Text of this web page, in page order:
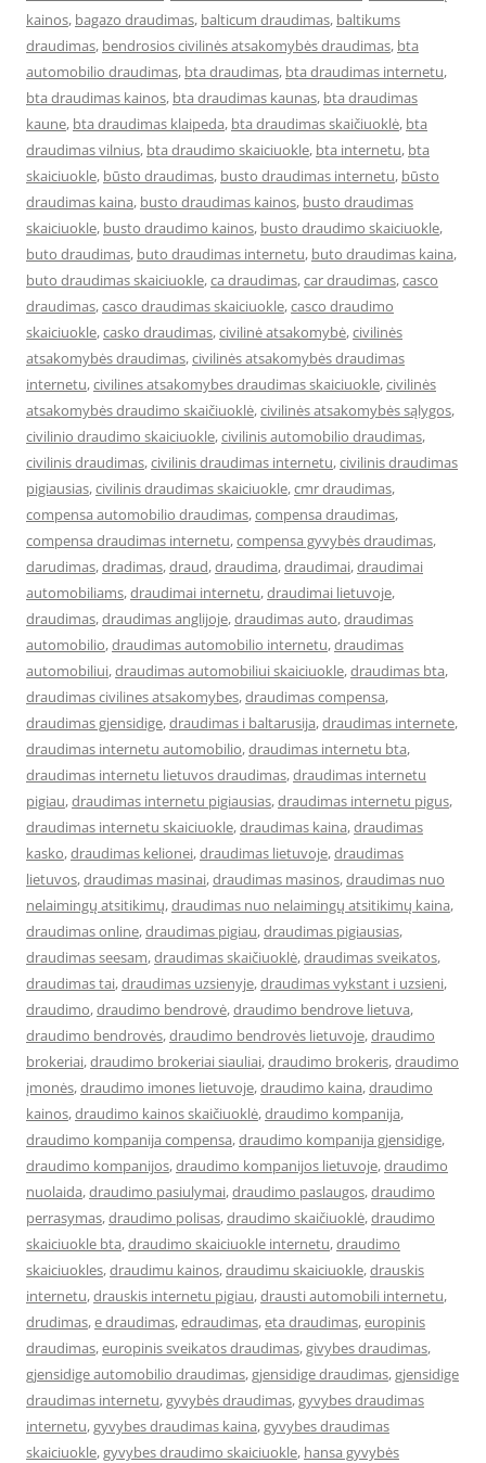
kainos, bagazo draudimas, balticum draudimas, baltikums
draudimas, bendrosios civilinės atsakomybės draudimas, bta
automobilio draudimas, bta draudimas, bta draudimas internetu,
bta draudimas kainos, bta draudimas kaunas, bta draudimas
kaune, bta draudimas klaipeda, bta draudimas skaičiuoklė, bta
draudimas vilnius, bta draudimo skaiciuokle, bta internetu, bta
skaiciuokle, būsto draudimas, busto draudimas internetu, būsto
draudimas kaina, busto draudimas kainos, busto draudimas
skaiciuokle, busto draudimo kainos, busto draudimo skaiciuokle,
buto draudimas, buto draudimas internetu, buto draudimas kaina,
buto draudimas skaiciuokle,ca draudimas,car draudimas,casco
draudimas,casco draudimas skaiciuokle,casco draudimo
skaiciuokle,casko draudimas,civilinė atsakomybė,civilinės
atsakomybės draudimas,civilinės atsakomybės draudimas
internetu,civilines atsakomybes draudimas skaiciuokle,civilinės
atsakomybės draudimo skaičiuoklė,civilinės atsakomybės sąlygos,
civilinio draudimo skaiciuokle,civilinis automobilio draudimas,
civilinis draudimas,civilinis draudimas internetu,civilinis draudimas
pigiausias,civilinis draudimas skaiciuokle,cmr draudimas,
compensa automobilio draudimas,compensa draudimas,
compensa draudimas internetu,compensa gyvybės draudimas,
darudimas,dradimas,draud,draudima,draudimai,draudimai
automobiliams,draudimai internetu,draudimai lietuvoje,
draudimas,draudimas anglijoje,draudimas auto,draudimas
automobilio,draudimas automobilio internetu,draudimas
automobiliui,draudimas automobiliui skaiciuokle,draudimas bta,
draudimas civilines atsakomybes,draudimas compensa,
draudimas gjensidige,draudimas i baltarusija,draudimas internete,
draudimas internetu automobilio,draudimas internetu bta,
draudimas internetu lietuvos draudimas,draudimas internetu
pigiau,draudimas internetu pigiausias,draudimas internetu pigus,
draudimas internetu skaiciuokle,draudimas kaina,draudimas
kasko,draudimas kelionei,draudimas lietuvoje,draudimas
lietuvos,draudimas masinai,draudimas masinos,draudimas nuo
nelaimingų atsitikimų,draudimas nuo nelaimingų atsitikimų kaina,
draudimas online,draudimas pigiau,draudimas pigiausias,
draudimas seesam,draudimas skaičiuoklė,draudimas sveikatos,
draudimas tai,draudimas uzsienyje,draudimas vykstant i uzsieni,
draudimo,draudimo bendrovė,draudimo bendrove lietuva,
draudimo bendrovės,draudimo bendrovės lietuvoje,draudimo
brokeriai,draudimo brokeriai siauliai,draudimo brokeris,draudimo
įmonės,draudimo imones lietuvoje,draudimo kaina,draudimo
kainos,draudimo kainos skaičiuoklė,draudimo kompanija,
draudimo kompanija compensa,draudimo kompanija gjensidige,
draudimo kompanijos,draudimo kompanijos lietuvoje,draudimo
nuolaida,draudimo pasiulymai,draudimo paslaugos,draudimo
perrasymas,draudimo polisas,draudimo skaičiuoklė,draudimo
skaiciuokle bta,draudimo skaiciuokle internetu,draudimo
skaiciuokles,draudimu kainos,draudimu skaiciuokle,drauskis
internetu,drauskis internetu pigiau,drausti automobili internetu,
drudimas,e draudimas,edraudimas,eta draudimas,europinis
draudimas,europinis sveikatos draudimas,givybes draudimas,
gjensidige automobilio draudimas,gjensidige draudimas,gjensidige
draudimas internetu,gyvybės draudimas,gyvybes draudimas
internetu,gyvybes draudimas kaina,gyvybes draudimas
skaiciuokle,gyvybes draudimo skaiciuokle, hansa gyvybės